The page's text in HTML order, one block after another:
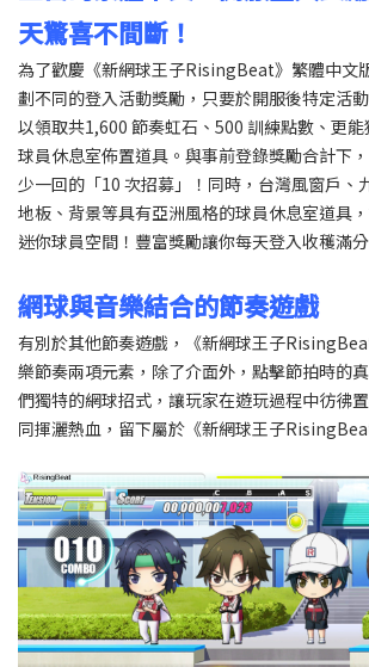
天驚喜不間斷！
為了歡慶《新網球王子RisingBeat》繁體中文
劃不同的登入活動獎勵，只要於開服後特定活
以領取共1,600 節奏虹石、500 訓練點數、更
球員休息室佈置道具。與事前登錄獎勵合計下
少一回的「10 次招募」！同時，台灣風窗戶、
地板、背景等具有亞洲風格的球員休息室道具
迷你球員空間！豐富獎勵讓你每天登入收穫滿
網球與音樂結合的節奏遊戲
有別於其他節奏遊戲，《新網球王子
樂節奏兩項元素，除了介面外，點擊節拍時的
們獨特的網球招式，讓玩家在遊玩過程中彷彿
同揮灑熱血，留下屬於《新網球王子